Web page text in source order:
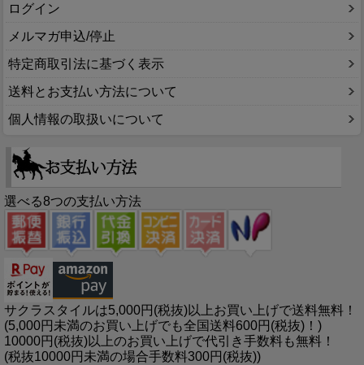
ログイン
メルマガ申込/停止
特定商取引法に基づく表示
送料とお支払い方法について
個人情報の取扱いについて
選べる8つの支払い方法
サクラスタイルは5,000円(税抜)以上お買い上げで送料無料！
(5,000円未満のお買い上げでも全国送料600円(税抜)！)
10000円(税抜)以上のお買い上げで代引き手数料も無料！
(税抜10000円未満の場合手数料300円(税抜))